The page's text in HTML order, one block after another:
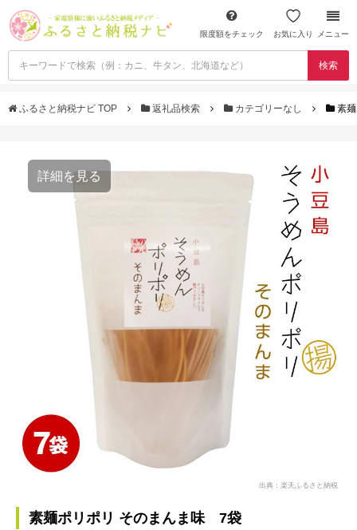
限度額をチェック お気に入り メニュー
検索
ふるさと納税ナビ TOP 返礼品検索 カテゴリーなし 素
詳細を見る
出典：楽天ふるさと納税
素麺ポリポリ そのまんま味 7袋